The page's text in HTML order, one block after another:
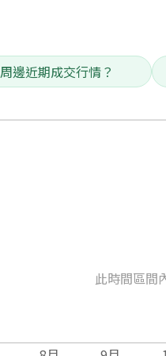
周邊近期成交行情？
此時間區間